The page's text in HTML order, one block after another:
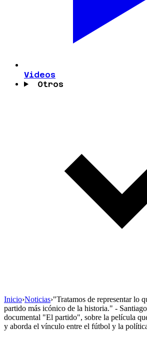
Videos
Otros
Inicio›Noticias›"Tratamos de representar lo
partido más icónico de la historia." -
documental "El partido", sobre la película
y aborda el vínculo entre el fútbol y la